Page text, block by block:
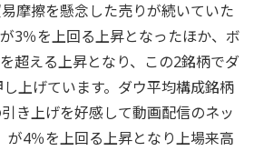
摩擦を懸念した売りが続いていた
3％を上回る上昇となったほか、ボ
超える上昇となり、この2銘柄でダ
上げています。ダウ平均構成銘柄
き上げを好感して動画配信のネッ
が4％を上回る上昇となり上場来高